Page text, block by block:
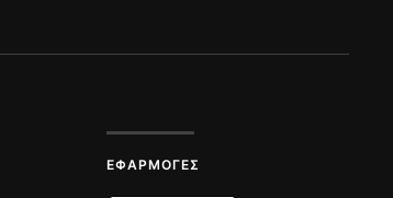
ΕΦΑΡΜΟΓΈΣ